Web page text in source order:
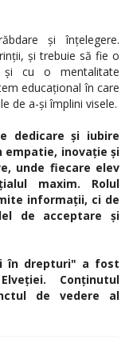
și înțelegere.
și trebuie să fie o
și cu o mentalitate
educațional în care
de a-și împlini visele.
dedicare și iubire
empatie, inovație și
unde fiecare elev
maxim. Rolul
informații, ci de
de acceptare și
în drepturi" a fost
Conținutul
de vedere al